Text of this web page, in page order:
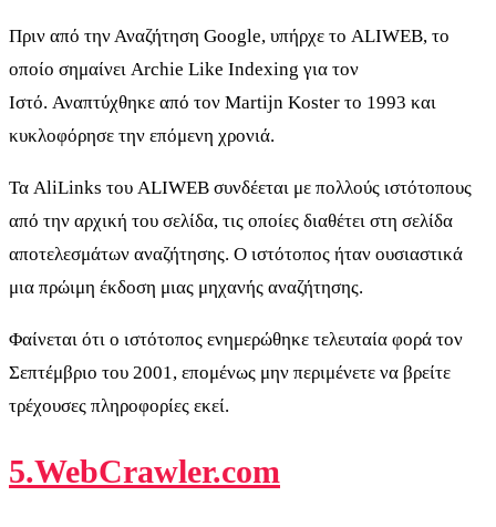
Πριν από την Αναζήτηση Google, υπήρχε το ALIWEB, το
οποίο σημαίνει Archie Like Indexing για τον
Ιστό. Αναπτύχθηκε από τον Martijn Koster το 1993 και
κυκλοφόρησε την επόμενη χρονιά.
Τα AliLinks του ALIWEB συνδέεται με πολλούς ιστότοπους
από την αρχική του σελίδα, τις οποίες διαθέτει στη σελίδα
αποτελεσμάτων αναζήτησης. Ο ιστότοπος ήταν ουσιαστικά
μια πρώιμη έκδοση μιας μηχανής αναζήτησης.
Φαίνεται ότι ο ιστότοπος ενημερώθηκε τελευταία φορά τον
Σεπτέμβριο του 2001, επομένως μην περιμένετε να βρείτε
τρέχουσες πληροφορίες εκεί.
5.WebCrawler.com